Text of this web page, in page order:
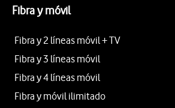
Fibra y móvil
Fibra y 2 líneas móvil + TV
Fibra y 3 líneas móvil
Fibra y 4 líneas móvil
Fibra y móvil ilimitado